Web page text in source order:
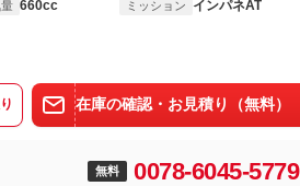
660cc ミッション インパネAT
在庫の確認・お見積り（無料）
無料 0078-6045-5779